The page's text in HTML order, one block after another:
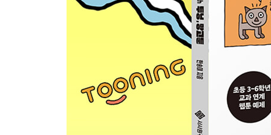
도전! 미션 해결! 독서 퀴즈 만들기
Day 18 메시지를 주고받는 카톡 화면 [3~6학년 창
도전! 미션 해결! 카카오톡 이모티콘 만들기
Day 19 국회가 하는 일을 알려주는 웹툰 [6학년 사
도전! 미션 해결! 누나 관찰 웹툰 만들기